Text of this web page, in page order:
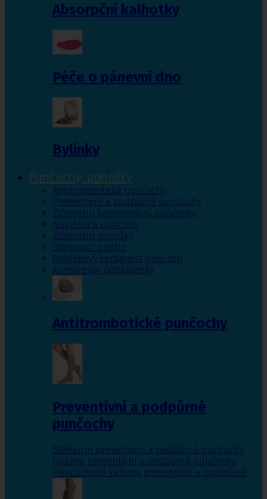
Absorpční kalhotky
Péče o pánevní dno
Bylinky
Punčochy, ponožky
Antitrombotické punčochy
Preventivní a podpůrné punčochy
Zdravotní kompresivní punčochy
Navlékače punčoch
Zdravotní ponožky
Stahovací prádlo
Doplňkový sortiment punčoch
Kompresní podkolenky
Antitrombotické punčochy
Preventivní a podpůrné
punčochy
Stehenní preventivní a podpůrné punčochy,
Lýtkové preventivní a podpůrné punčochy,
Punčochové kalhoty preventivní a podpůrné